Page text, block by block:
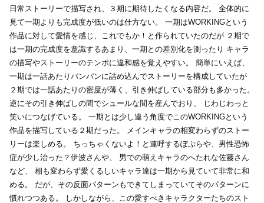
日常ストーリーで描写され、３期に期待したくなる内容だ。
全体的に
見て一期よりも完成度が低いのは仕方ない。
一期はWORKINGという
作品に対して愛情を感じ、これでもか！と作られていたのだが ２期で
は一期の完成度を意識するあまり、一期との差別化を測ったり キャラ
の描写やストーリーのテンポに違和感を覚えやすい。
簡単にいえば、
一期は一話あたりパンパンに詰め込んでストーリーを構成していたが
２期では一話あたりの密度が薄く、引き伸ばしている部分も多かった。
逆にその引き伸ばしの間でシュールな間を産んでおり、
じわじわっと
笑いにつなげている。
一期とは少し違う角度でこのWORKINGという
作品を描写している２期だった。
メインキャラの相変わらずのストー
リーは楽しめる。
ちっちゃくないよ！と連呼するぽぷらや、男性恐怖
症が少し治った？伊波さんや、
男での萌えキャラのへたれな佐藤さん
など、
相も変わらず愛くるしいキャラ達は一期から見ていて非常に和
める。
だが、その反面パターンもできてしまっていてそのパターンに
慣れつつある。
しかしながら、この愛すべきキャラクターたちのスト